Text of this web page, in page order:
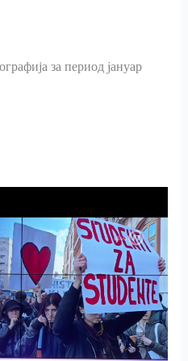
за период jануар